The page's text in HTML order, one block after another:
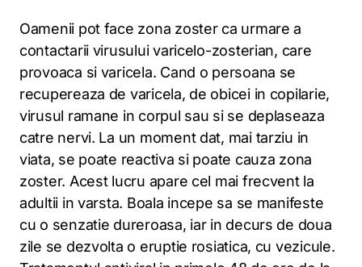
Oamenii pot face zona zoster ca urmare a
contactarii virusului varicelo-zosterian, care
provoaca si varicela. Cand o persoana se
recupereaza de varicela, de obicei in copilarie,
virusul ramane in corpul sau si se deplaseaza
catre nervi. La un moment dat, mai tarziu in
viata, se poate reactiva si poate cauza zona
zoster. Acest lucru apare cel mai frecvent la
adultii in varsta. Boala incepe sa se manifeste
cu o senzatie dureroasa, iar in decurs de doua
zile se dezvolta o eruptie rosiatica, cu vezicule.